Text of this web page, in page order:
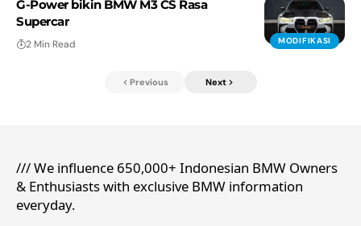
MODIFIKASI
G-Power bikin BMW M3 CS Rasa
Supercar
2 Min Read
Previous Next
/// We influence 650,000+ Indonesian BMW Owners
& Enthusiasts with exclusive BMW information
everyday.